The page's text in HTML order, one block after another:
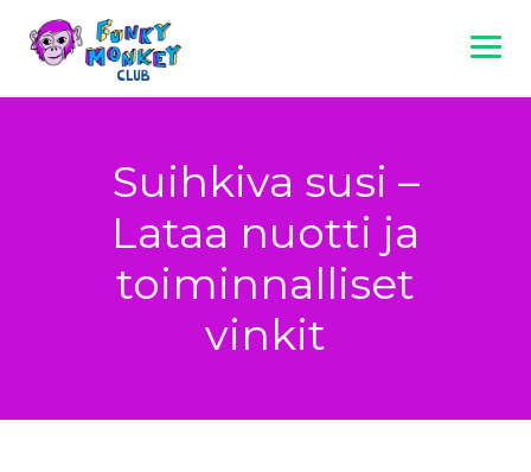
content
Suihkiva susi –
Lataa nuotti ja
toiminnalliset
vinkit